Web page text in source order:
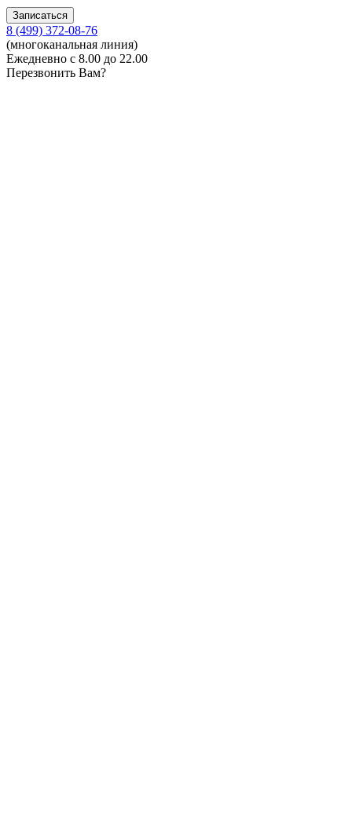
8 (499) 372-08-76
(многоканальная линия)
Ежедневно с 8.00 до 22.00
Перезвонить Вам?